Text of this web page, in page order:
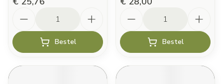
Bestel Bestel